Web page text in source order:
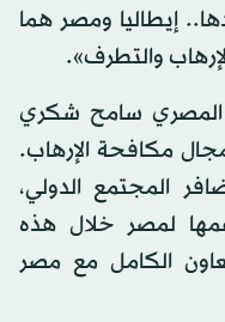
إيطاليا ومصر هما
والتطرف».
المصري سامح شكري
مكافحة الإرهاب.
المجتمع الدولي،
لمصر خلال هذه
الكامل مع مصر